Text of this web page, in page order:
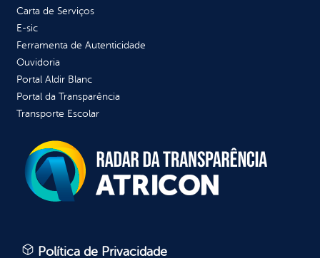
Carta de Serviços
E-sic
Ferramenta de Autenticidade
Ouvidoria
Portal Aldir Blanc
Portal da Transparência
Transporte Escolar
Política de Privacidade